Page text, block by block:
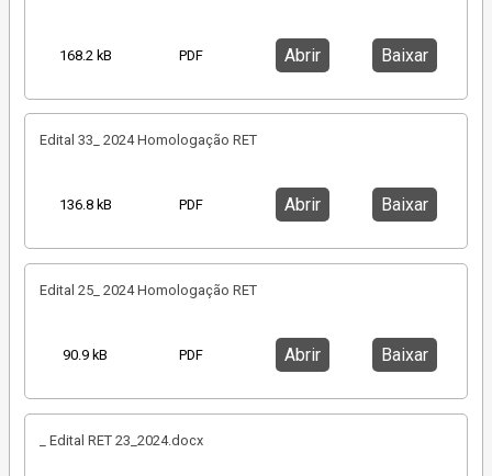
168.2 kB PDF Abrir Baixar
Edital 33_ 2024 Homologação RET
136.8 kB PDF Abrir Baixar
Edital 25_ 2024 Homologação RET
90.9 kB PDF Abrir Baixar
_ Edital RET 23_2024.docx